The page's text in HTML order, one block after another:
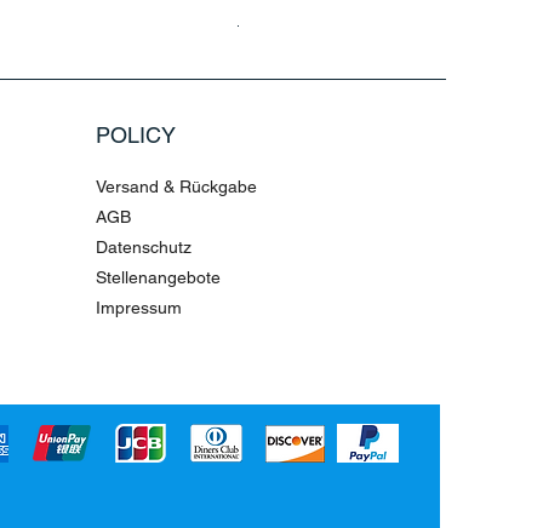
Standardpreis
10,90 €
POLICY
Versand & Rückgabe
AGB
Datenschutz
Stellenangebote
Impressum